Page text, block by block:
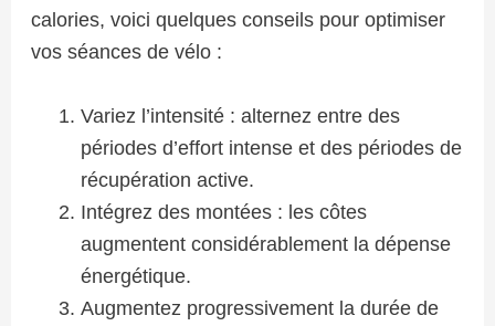
calories, voici quelques conseils pour optimiser
vos séances de vélo :
Variez l’intensité : alternez entre des
périodes d’effort intense et des périodes de
récupération active.
Intégrez des montées : les côtes
augmentent considérablement la dépense
énergétique.
Augmentez progressivement la durée de